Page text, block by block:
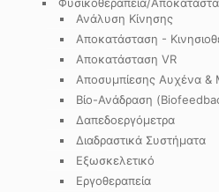
Ανάλυση Κίνησης
Αποκατάσταση -
Αποκατάσταση VR
Αποσυμπίεσης Αυχένα &
Βίο-Ανάδραση
Δαπεδοεργόμετρα
Διαδραστικά Συστήματα
Εξωσκελετικό
Εργοθεραπεία